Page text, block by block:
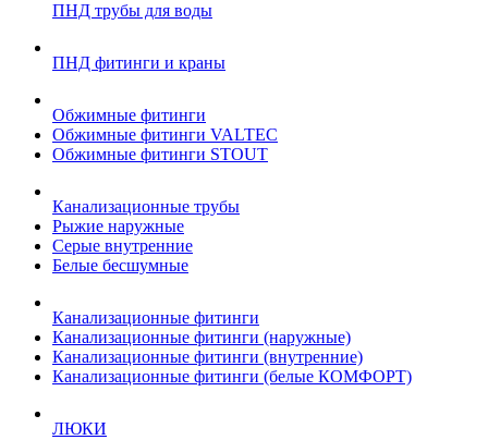
ПНД трубы для воды
ПНД фитинги и краны
Обжимные фитинги
Обжимные фитинги VALTEC
Обжимные фитинги STOUT
Канализационные трубы
Рыжие наружные
Серые внутренние
Белые бесшумные
Канализационные фитинги
Канализационные фитинги (наружные)
Канализационные фитинги (внутренние)
Канализационные фитинги (белые КОМФОРТ)
ЛЮКИ